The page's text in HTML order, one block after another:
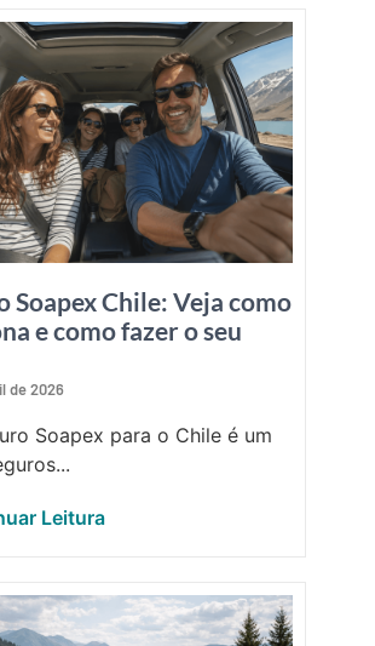
Soapex Chile: Veja como
e como fazer o seu
de 2026
Soapex para o Chile é um
Leitura